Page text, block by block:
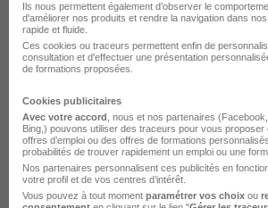
Travail d’équipe : collaboration
d’autres départements et équipes.
Compétences informatiques :
Logiciels de simulation ferroviaire :
outils permettant de simuler le
des réseaux.
Systèmes de gestion des
planifier, suivre et optimiser les
ferroviaires.
Logiciels pour la conception et la
Ils nous permettent également d’observer le
d'améliorer nos produits et rendre la navigation dans
rapide et fluide.
Ces cookies ou traceurs permettent enfin de
consultation et d'effectuer une présentation
de formations proposées.
Cookies publicitaires
Avec votre accord , nous et nos partenaires (Facebook,
Bing,) pouvons utiliser des traceurs pour vous proposer
offres d’emploi ou des offres de formations
probabilités de trouver rapidement un emploi ou une
Nos partenaires personnalisent ces publicités en
votre profil et de vos centres d’intérêt.
Vous pouvez à tout moment paramétrer vos choix ou